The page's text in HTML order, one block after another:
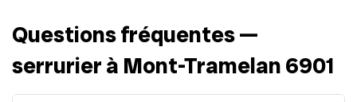
Questions fréquentes —
serrurier à Mont-Tramelan 6901